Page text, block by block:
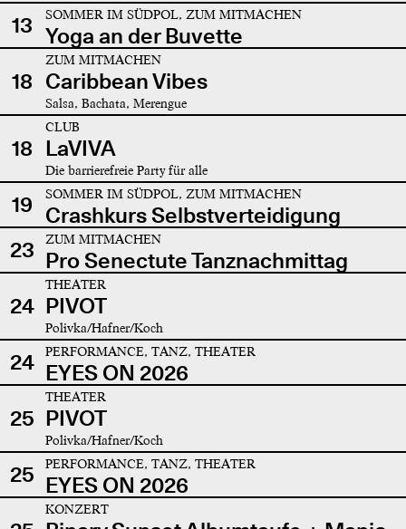
13 SOMMER IM SÜDPOL, ZUM MITMACHEN
Yoga an der Buvette
18
ZUM MITMACHEN
Caribbean Vibes
Salsa, Bachata, Merengue
18
CLUB
LaVIVA
Die barrierefreie Party für alle
19 SOMMER IM SÜDPOL, ZUM MITMACHEN
Crashkurs Selbstverteidigung
23
ZUM MITMACHEN
Pro Senectute Tanznachmittag
24
THEATER
PIVOT
Polivka/Hafner/Koch
24 PERFORMANCE, TANZ, THEATER
EYES ON 2026
25
THEATER
PIVOT
Polivka/Hafner/Koch
25 PERFORMANCE, TANZ, THEATER
EYES ON 2026
KONZERT